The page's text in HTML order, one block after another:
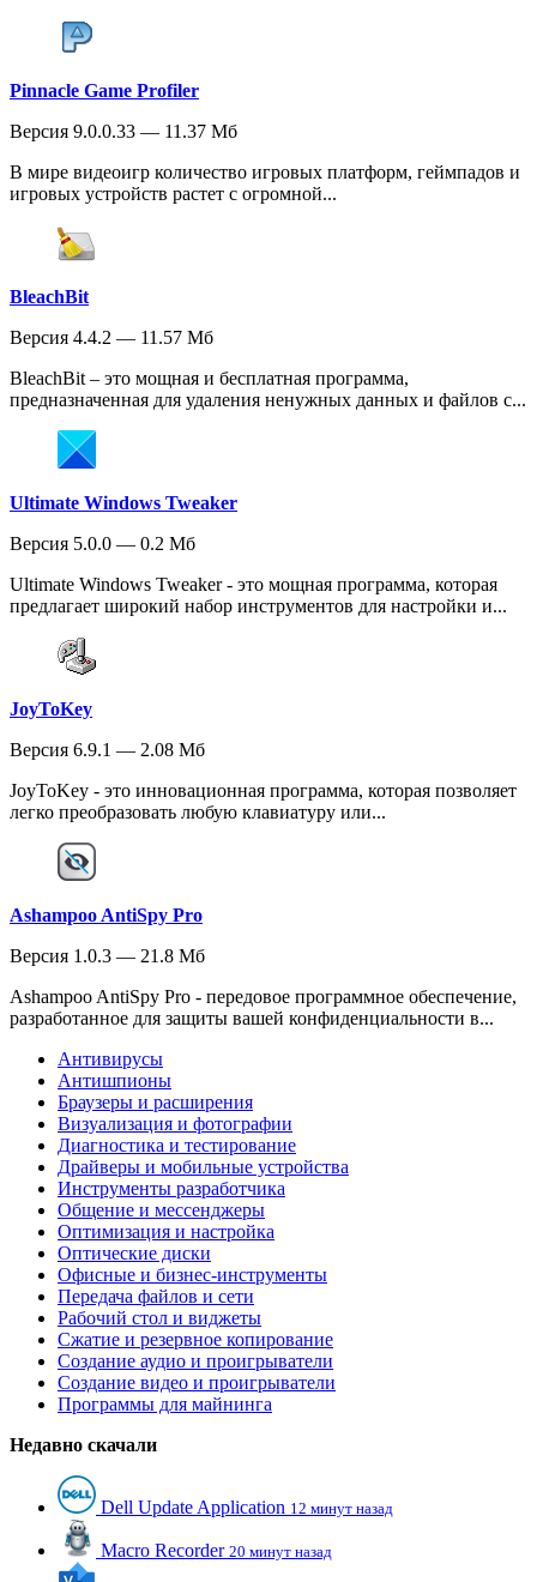
Pinnacle Game Profiler
Версия 9.0.0.33 — 11.37 Мб
В мире видеоигр количество игровых платформ, геймпадов и
игровых устройств растет с огромной...
BleachBit
Версия 4.4.2 — 11.57 Мб
BleachBit – это мощная и бесплатная программа,
предназначенная для удаления ненужных данных и файлов с...
Ultimate Windows Tweaker
Версия 5.0.0 — 0.2 Мб
Ultimate Windows Tweaker - это мощная программа, которая
предлагает широкий набор инструментов для настройки и...
JoyToKey
Версия 6.9.1 — 2.08 Мб
JoyToKey - это инновационная программа, которая позволяет
легко преобразовать любую клавиатуру или...
Ashampoo AntiSpy Pro
Версия 1.0.3 — 21.8 Мб
Ashampoo AntiSpy Pro - передовое программное обеспечение,
разработанное для защиты вашей конфиденциальности в...
Антивирусы
Антишпионы
Браузеры и расширения
Визуализация и фотографии
Диагностика и тестирование
Драйверы и мобильные устройства
Инструменты разработчика
Общение и мессенджеры
Оптимизация и настройка
Оптические диски
Офисные и бизнес-инструменты
Передача файлов и сети
Рабочий стол и виджеты
Сжатие и резервное копирование
Создание аудио и проигрыватели
Создание видео и проигрыватели
Программы для майнинга
Недавно скачали
Dell Update Application 12 минут назад
Macro Recorder 20 минут назад